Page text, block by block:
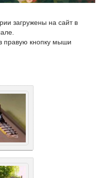
загружены на сайт в
правую кнопку мыши